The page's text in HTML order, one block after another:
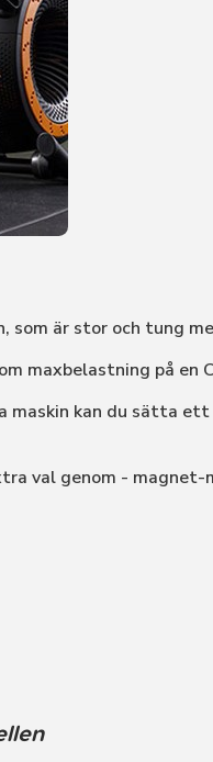
som är stor och tung
maxbelastning på en
maskin kan du sätta
val genom -